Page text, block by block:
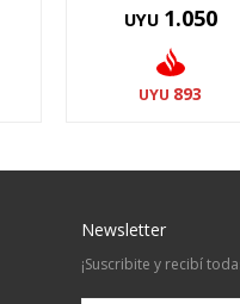
UYU 1.050
UYU 893
Newsletter
¡Suscribite y recibí